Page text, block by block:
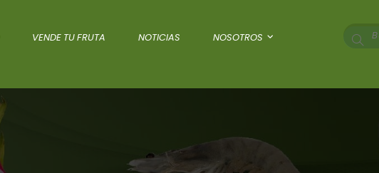
VENDE TU FRUTA NOTICIAS NOSOTROS